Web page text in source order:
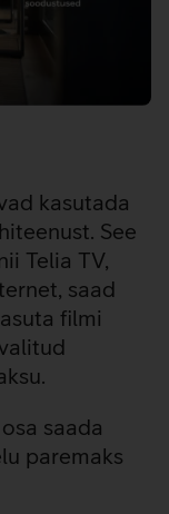
kasutada
See
Telia TV,
saad
filmi
saada
paremaks